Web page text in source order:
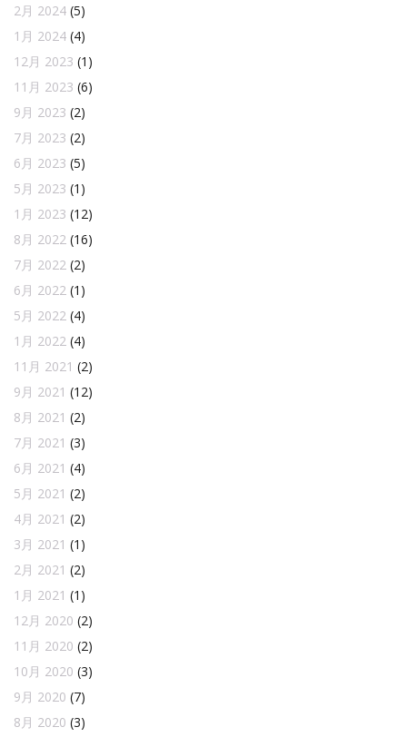
2月 2024 (5)
1月 2024 (4)
12月 2023 (1)
11月 2023 (6)
9月 2023 (2)
7月 2023 (2)
6月 2023 (5)
5月 2023 (1)
1月 2023 (12)
8月 2022 (16)
7月 2022 (2)
6月 2022 (1)
5月 2022 (4)
1月 2022 (4)
11月 2021 (2)
9月 2021 (12)
8月 2021 (2)
7月 2021 (3)
6月 2021 (4)
5月 2021 (2)
4月 2021 (2)
3月 2021 (1)
2月 2021 (2)
1月 2021 (1)
12月 2020 (2)
11月 2020 (2)
10月 2020 (3)
9月 2020 (7)
8月 2020 (3)